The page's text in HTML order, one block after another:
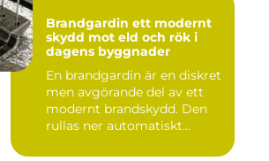
Brandgardin ett modernt
skydd mot eld och rök i
dagens byggnader
En brandgardin är en diskret
men avgörande del av ett
modernt brandskydd. Den
rullas ner automatiskt...